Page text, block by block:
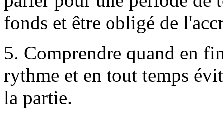
fonds et être obligé de
5. Comprendre quand en
rythme et en tout temps
la partie.